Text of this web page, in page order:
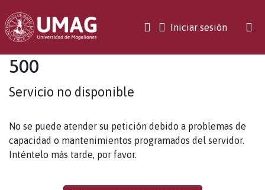
Iniciar sesión(current)
500
Servicio no disponible
No se puede atender su petición debido a problemas de
capacidad o mantenimientos programados del servidor.
Inténtelo más tarde, por favor.